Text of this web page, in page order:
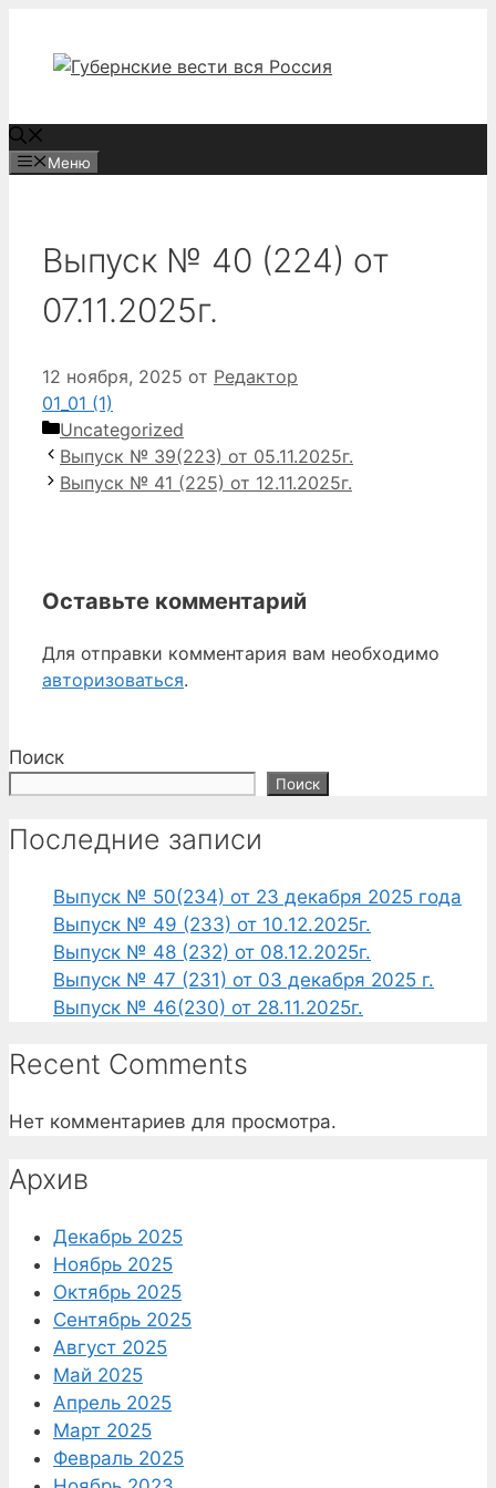
содержимому
Меню
Выпуск № 40 (224) от
07.11.2025г.
12 ноября, 2025 от Редактор
01_01 (1)
Рубрики
Uncategorized
Выпуск № 39(223) от 05.11.2025г.
Выпуск № 41 (225) от 12.11.2025г.
Оставьте комментарий
Для отправки комментария вам необходимо
авторизоваться.
Поиск
Поиск
Последние записи
Выпуск № 50(234) от 23 декабря 2025 года
Выпуск № 49 (233) от 10.12.2025г.
Выпуск № 48 (232) от 08.12.2025г.
Выпуск № 47 (231) от 03 декабря 2025 г.
Выпуск № 46(230) от 28.11.2025г.
Recent Comments
Нет комментариев для просмотра.
Архив
Декабрь 2025
Ноябрь 2025
Октябрь 2025
Сентябрь 2025
Август 2025
Май 2025
Апрель 2025
Март 2025
Февраль 2025